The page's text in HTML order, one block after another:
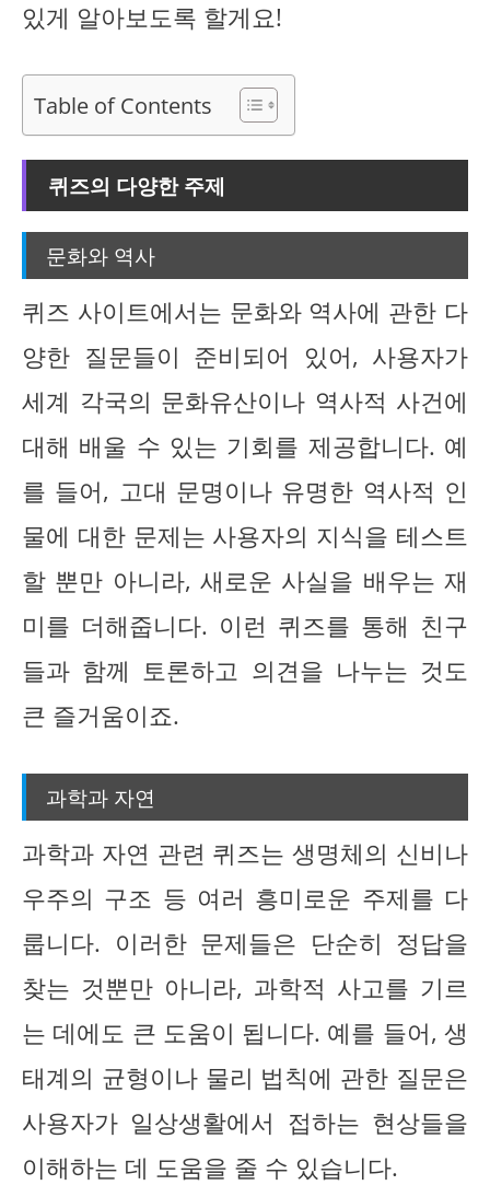
있게 알아보도록 할게요!
Table of Contents
퀴즈의 다양한 주제
문화와 역사
퀴즈 사이트에서는 문화와 역사에 관한 다
양한 질문들이 준비되어 있어, 사용자가
세계 각국의 문화유산이나 역사적 사건에
대해 배울 수 있는 기회를 제공합니다. 예
를 들어, 고대 문명이나 유명한 역사적 인
물에 대한 문제는 사용자의 지식을 테스트
할 뿐만 아니라, 새로운 사실을 배우는 재
미를 더해줍니다. 이런 퀴즈를 통해 친구
들과 함께 토론하고 의견을 나누는 것도
큰 즐거움이죠.
과학과 자연
과학과 자연 관련 퀴즈는 생명체의 신비나
우주의 구조 등 여러 흥미로운 주제를 다
룹니다. 이러한 문제들은 단순히 정답을
찾는 것뿐만 아니라, 과학적 사고를 기르
는 데에도 큰 도움이 됩니다. 예를 들어, 생
태계의 균형이나 물리 법칙에 관한 질문은
사용자가 일상생활에서 접하는 현상들을
이해하는 데 도움을 줄 수 있습니다.